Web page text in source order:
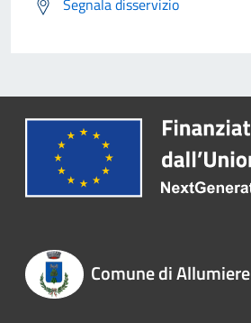
Segnala disservizio
Comune di Allumiere